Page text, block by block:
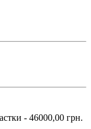
- 46000,00 грн.